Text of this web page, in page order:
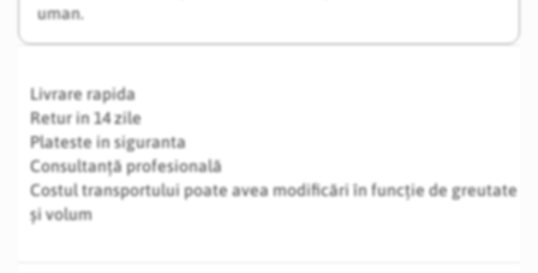
uman.
Livrare rapida
Retur in 14 zile
Plateste in siguranta
Consultanță profesională
Costul transportului poate avea modificări în funcție de greutate
și volum